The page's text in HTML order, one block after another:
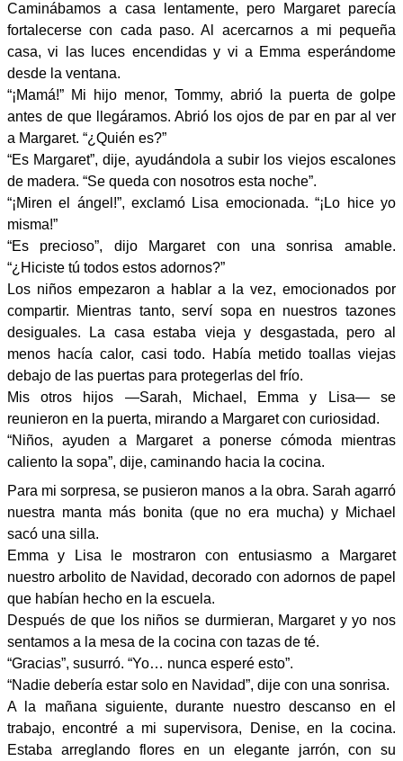
Caminábamos a casa lentamente, pero Margaret parecía
fortalecerse con cada paso. Al acercarnos a mi pequeña
casa, vi las luces encendidas y vi a Emma esperándome
desde la ventana.
“¡Mamá!” Mi hijo menor, Tommy, abrió la puerta de golpe
antes de que llegáramos. Abrió los ojos de par en par al ver
a Margaret. “¿Quién es?”
“Es Margaret”, dije, ayudándola a subir los viejos escalones
de madera. “Se queda con nosotros esta noche”.
“¡Miren el ángel!”, exclamó Lisa emocionada. “¡Lo hice yo
misma!”
“Es precioso”, dijo Margaret con una sonrisa amable.
“¿Hiciste tú todos estos adornos?”
Los niños empezaron a hablar a la vez, emocionados por
compartir. Mientras tanto, serví sopa en nuestros tazones
desiguales. La casa estaba vieja y desgastada, pero al
menos hacía calor, casi todo. Había metido toallas viejas
debajo de las puertas para protegerlas del frío.
Mis otros hijos —Sarah, Michael, Emma y Lisa— se
reunieron en la puerta, mirando a Margaret con curiosidad.
“Niños, ayuden a Margaret a ponerse cómoda mientras
caliento la sopa”, dije, caminando hacia la cocina.
Para mi sorpresa, se pusieron manos a la obra. Sarah agarró
nuestra manta más bonita (que no era mucha) y Michael
sacó una silla.
Emma y Lisa le mostraron con entusiasmo a Margaret
nuestro arbolito de Navidad, decorado con adornos de papel
que habían hecho en la escuela.
Después de que los niños se durmieran, Margaret y yo nos
sentamos a la mesa de la cocina con tazas de té.
“Gracias”, susurró. “Yo… nunca esperé esto”.
“Nadie debería estar solo en Navidad”, dije con una sonrisa.
A la mañana siguiente, durante nuestro descanso en el
trabajo, encontré a mi supervisora, Denise, en la cocina.
Estaba arreglando flores en un elegante jarrón, con su